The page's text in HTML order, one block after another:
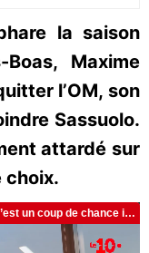
la saison
Maxime
l’OM, son
Sassuolo.
attardé sur
choix.